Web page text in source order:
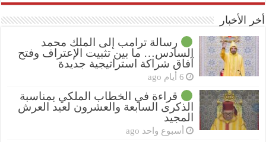
أخر الأخبار
رسالة ترامب إلى الملك محمد
السادس… ما بين تثبيت الإعتراف وفتح
آفاق شراكة استراتيجية جديدة
6 أيام ago
قراءة في الخطاب الملكي بمناسبة
الذكرى السابعة والعشرون لعيد العرش
المجيد
أسبوع واحد ago